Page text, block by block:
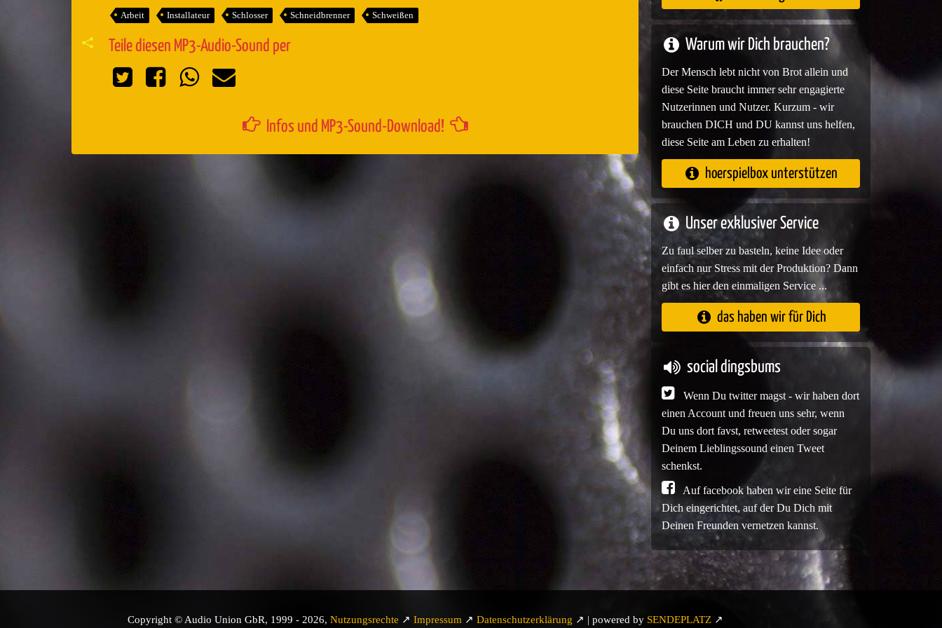
Arbeit Installateur Schlosser Schneidbrenner Schweißen
Teile diesen MP3-Audio-Sound per
Infos und MP3-Sound-Download!
Warum wir Dich brauchen?
Der Mensch lebt nicht von Brot allein und
diese Seite braucht immer sehr engagierte
Nutzerinnen und Nutzer. Kurzum - wir
brauchen DICH und DU kannst uns helfen,
diese Seite am Leben zu erhalten!
hoerspielbox unterstützen
Unser exklusiver Service
Zu faul selber zu basteln, keine Idee oder
einfach nur Stress mit der Produktion? Dann
gibt es hier den einmaligen Service ...
das haben wir für Dich
social dingsbums
Wenn Du twitter magst - wir haben dort
einen Account und freuen uns sehr, wenn
Du uns dort favst, retweetest oder sogar
Deinem Lieblingssound einen Tweet
schenkst.
Auf facebook haben wir eine Seite für
Dich eingerichtet, auf der Du Dich mit
Deinen Freunden vernetzen kannst.
Copyright © Audio Union GbR, 1999 - 2026, Nutzungsrechte ↗ Impressum ↗ Datenschutzerklärung ↗ | powered by SENDEPLATZ ↗